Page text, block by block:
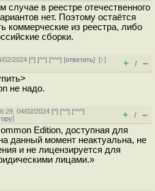
в реестре отечественного
нет. Поэтому остаётся
коммерческие из реестра, либо
сборки.
02/2024 [^] [^^] [^^^] [ответить][↑]
+ / –
не надо.
04/02/2024 [^] [^^] [^^^]
] + / –
Edition, доступная для
данный момент неактуальна, не
и не лицензируется для
лицами.»